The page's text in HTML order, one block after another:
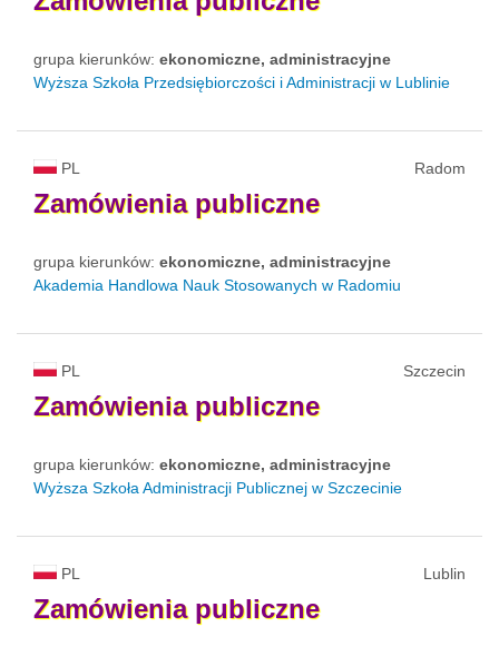
grupa kierunków: ekonomiczne, administracyjne
Wyższa Szkoła Przedsiębiorczości i Administracji w Lublinie
PL Radom
Zamówienia publiczne
grupa kierunków: ekonomiczne, administracyjne
Akademia Handlowa Nauk Stosowanych w Radomiu
PL Szczecin
Zamówienia publiczne
grupa kierunków: ekonomiczne, administracyjne
Wyższa Szkoła Administracji Publicznej w Szczecinie
PL Lublin
Zamówienia publiczne